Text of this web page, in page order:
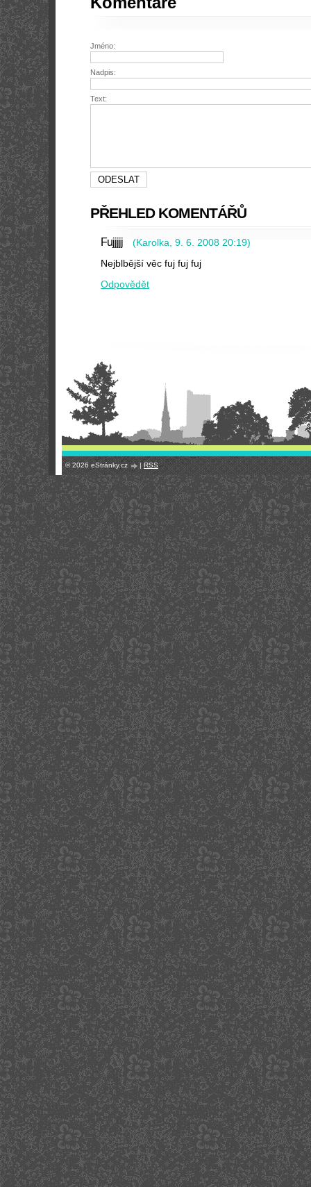
Jméno:
Nadpis:
Text:
PŘEHLED KOMENTÁŘŮ
Fujjjjj (Karolka 9. 6. 2008 20:19)
Nejblbější věc fuj fuj fuj
Odpovědět
© 2026 eStránky.cz |RSS